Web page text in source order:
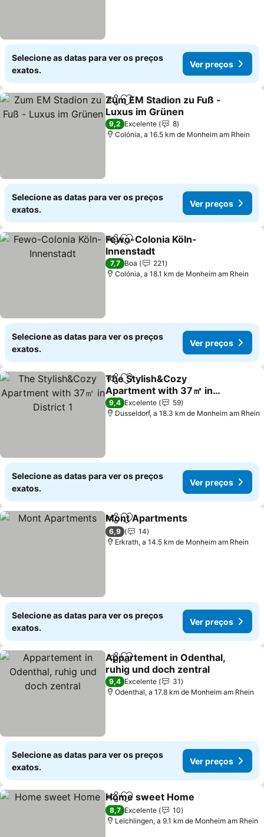
Selecione as datas para ver os preços
exatos.
Ver preços
PartilharAdicionar aos favoritos
Zum EM Stadion zu Fuß -
Luxus im Grünen
Ver preços
9,2 Excelente
8
Colónia, a 16.5 km de Monheim am Rhein
Selecione as datas para ver os preços
exatos.
Ver preços
PartilharAdicionar aos favoritos
Fewo-Colonia Köln-
Innenstadt
Ver preços
7,7 Boa
221
Colónia, a 18.1 km de Monheim am Rhein
Selecione as datas para ver os preços
exatos.
Ver preços
PartilharAdicionar aos favoritos
The Stylish&Cozy
Apartment with 37㎡ in
District 1
Ver preços
9,4 Excelente
59
Dusseldorf, a 18.3 km de Monheim am Rhein
Selecione as datas para ver os preços
exatos.
Ver preços
PartilharAdicionar aos favoritos
Mont Apartments
6,9
14
Erkrath, a 14.5 km de Monheim am Rhein
Selecione as datas para ver os preços
exatos.
Ver preços
PartilharAdicionar aos favoritos
Appartement in Odenthal,
ruhig und doch zentral
Ver preços
9,4 Excelente
31
Odenthal, a 17.8 km de Monheim am Rhein
Selecione as datas para ver os preços
exatos.
Ver preços
PartilharAdicionar aos favoritos
Home sweet Home
8,7 Excelente
10
Leichlingen, a 9.1 km de Monheim am Rhein